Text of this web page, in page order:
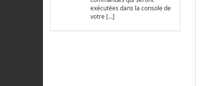
exécutées dans la console de
votre […]